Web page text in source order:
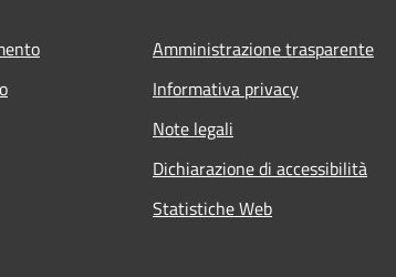
Amministrazione trasparente
Informativa privacy
Note legali
Dichiarazione di accessibilità
Statistiche Web